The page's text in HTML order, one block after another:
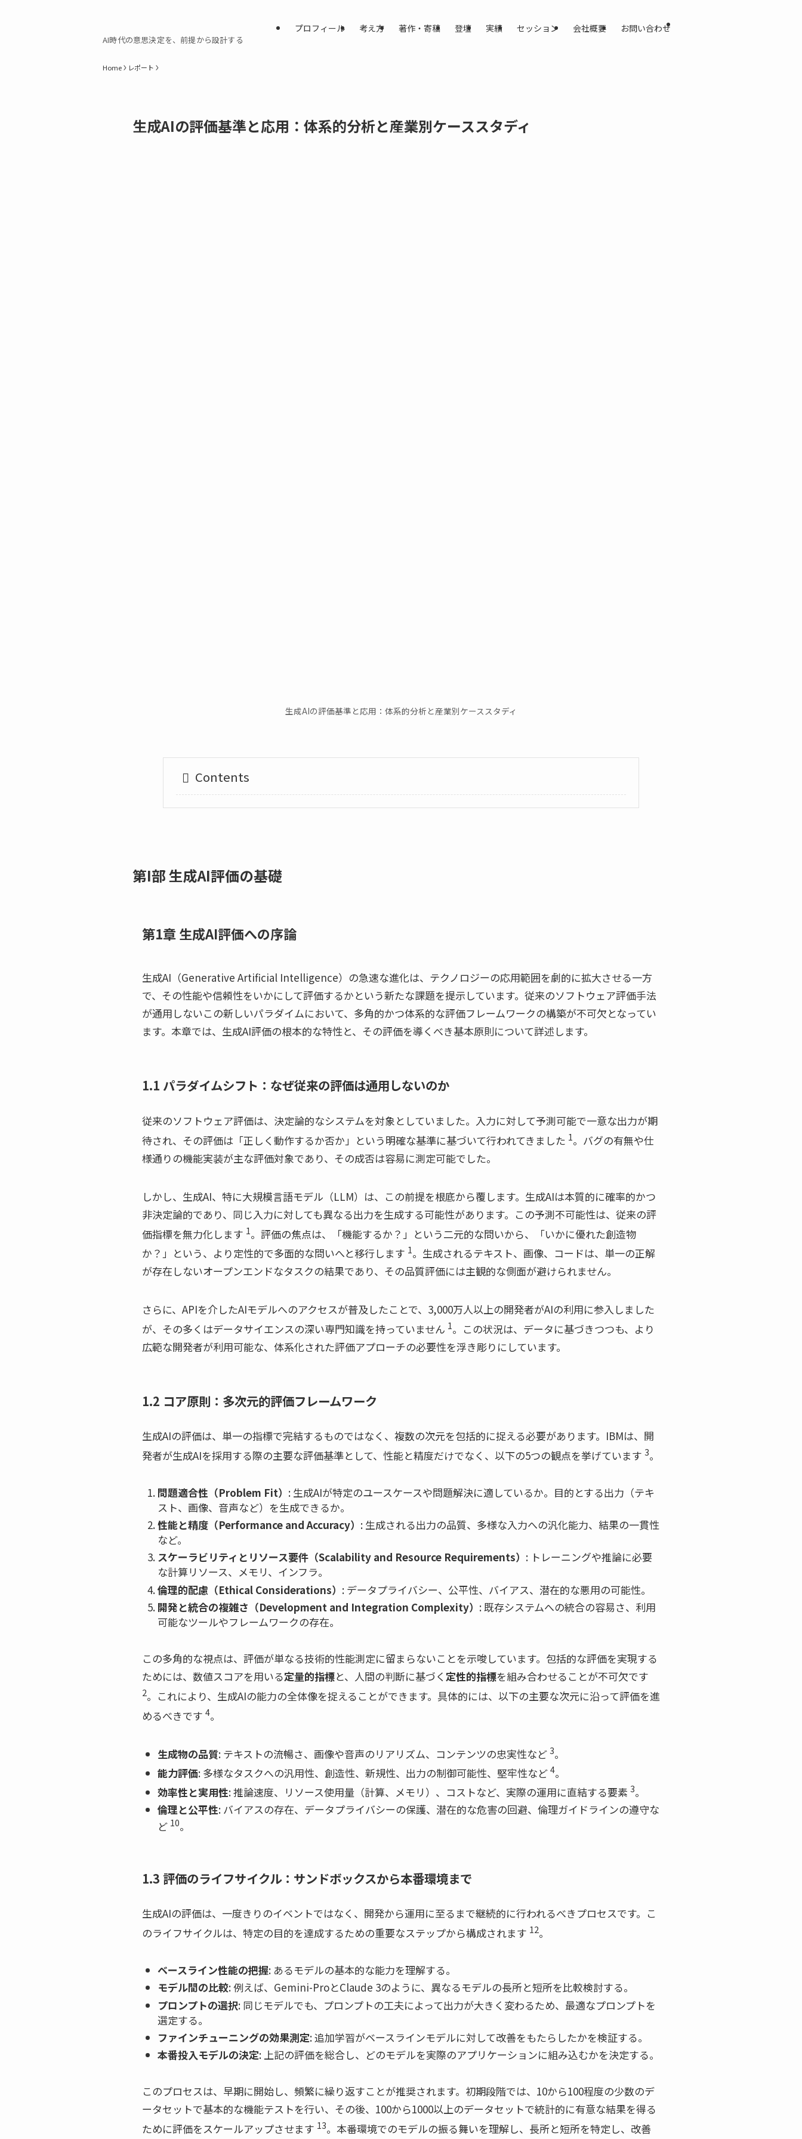
AI時代の意思決定を、前提から設計する
プロフィール 考え方 著作・寄稿 登壇 実績 セッション 会社概要 お問い合わせ
Home レポート
生成AIの評価基準と応用：体系的分析と産業別ケーススタディ
生成AIの評価基準と応用：体系的分析と産業別ケーススタディ
Contents
第I部 生成AI評価の基礎
第1章 生成AI評価への序論
生成AI（Generative Artificial Intelligence）の急速な進化は、テクノロジーの応用範囲を劇的に拡大させる一方
で、その性能や信頼性をいかにして評価するかという新たな課題を提示しています。従来のソフトウェア評価手法
が通用しないこの新しいパラダイムにおいて、多角的かつ体系的な評価フレームワークの構築が不可欠となってい
ます。本章では、生成AI評価の根本的な特性と、その評価を導くべき基本原則について詳述します。
1.1 パラダイムシフト：なぜ従来の評価は通用しないのか
従来のソフトウェア評価は、決定論的なシステムを対象としていました。入力に対して予測可能で一意な出力が期
待され、その評価は「正しく動作するか否か」という明確な基準に基づいて行われてきました 1。バグの有無や仕
様通りの機能実装が主な評価対象であり、その成否は容易に測定可能でした。
しかし、生成AI、特に大規模言語モデル（LLM）は、この前提を根底から覆します。生成AIは本質的に確率的かつ
非決定論的であり、同じ入力に対しても異なる出力を生成する可能性があります。この予測不可能性は、従来の評
価指標を無力化します 1。評価の焦点は、「機能するか？」という二元的な問いから、「いかに優れた創造物
か？」という、より定性的で多面的な問いへと移行します 1。生成されるテキスト、画像、コードは、単一の正解
が存在しないオープンエンドなタスクの結果であり、その品質評価には主観的な側面が避けられません。
さらに、APIを介したAIモデルへのアクセスが普及したことで、3,000万人以上の開発者がAIの利用に参入しました
が、その多くはデータサイエンスの深い専門知識を持っていません 1。この状況は、データに基づきつつも、より
広範な開発者が利用可能な、体系化された評価アプローチの必要性を浮き彫りにしています。
1.2 コア原則：多次元的評価フレームワーク
生成AIの評価は、単一の指標で完結するものではなく、複数の次元を包括的に捉える必要があります。IBMは、開
発者が生成AIを採用する際の主要な評価基準として、性能と精度だけでなく、以下の5つの観点を挙げています 3。
問題適合性（Problem Fit） : 生成AIが特定のユースケースや問題解決に適しているか。目的とする出力（テキ
スト、画像、音声など）を生成できるか。
性能と精度（Performance and Accuracy） : 生成される出力の品質、多様な入力への汎化能力、結果の一貫性
など。
スケーラビリティとリソース要件（Scalability and Resource Requirements） : トレーニングや推論に必要
な計算リソース、メモリ、インフラ。
倫理的配慮（Ethical Considerations） : データプライバシー、公平性、バイアス、潜在的な悪用の可能性。
開発と統合の複雑さ（Development and Integration Complexity） : 既存システムへの統合の容易さ、利用
可能なツールやフレームワークの存在。
この多角的な視点は、評価が単なる技術的性能測定に留まらないことを示唆しています。包括的な評価を実現する
ためには、数値スコアを用いる定量的指標と、人間の判断に基づく 定性的指標を組み合わせることが不可欠です
2。これにより、生成AIの能力の全体像を捉えることができます。具体的には、以下の主要な次元に沿って評価を進
めるべきです 4。
生成物の品質: テキストの流暢さ、画像や音声のリアリズム、コンテンツの忠実性など 3。
能力評価: 多様なタスクへの汎用性、創造性、新規性、出力の制御可能性、堅牢性など 4。
効率性と実用性: 推論速度、リソース使用量（計算、メモリ）、コストなど、実際の運用に直結する要素 3。
倫理と公平性: バイアスの存在、データプライバシーの保護、潜在的な危害の回避、倫理ガイドラインの遵守な
ど 10。
1.3 評価のライフサイクル：サンドボックスから本番環境まで
生成AIの評価は、一度きりのイベントではなく、開発から運用に至るまで継続的に行われるべきプロセスです。こ
のライフサイクルは、特定の目的を達成するための重要なステップから構成されます 12。
ベースライン性能の把握: あるモデルの基本的な能力を理解する。
モデル間の比較: 例えば、Gemini-ProとClaude 3のように、異なるモデルの長所と短所を比較検討する。
プロンプトの選択: 同じモデルでも、プロンプトの工夫によって出力が大きく変わるため、最適なプロンプトを
選定する。
ファインチューニングの効果測定: 追加学習がベースラインモデルに対して改善をもたらしたかを検証する。
本番投入モデルの決定: 上記の評価を総合し、どのモデルを実際のアプリケーションに組み込むかを決定する。
このプロセスは、早期に開始し、頻繁に繰り返すことが推奨されます。初期段階では、10から100程度の少数のデ
ータセットで基本的な機能テストを行い、その後、100から1000以上のデータセットで統計的に有意な結果を得る
ために評価をスケールアップさせます 13。本番環境でのモデルの振る舞いを理解し、長所と短所を特定し、改善